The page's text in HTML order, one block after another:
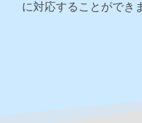
に対応することができ